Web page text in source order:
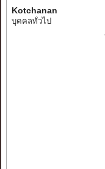
Kotchanan
บุคคลทั่วไป